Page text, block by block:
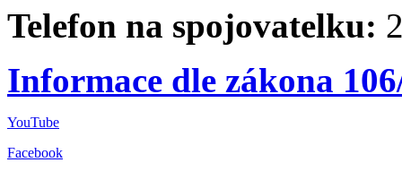
Telefon na spojovatelku:
Informace dle zákona
YouTube
Facebook